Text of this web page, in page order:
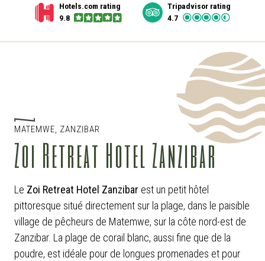
Hotels.com rating
9.8
Tripadvisor rating
4.7
MATEMWE, ZANZIBAR
Zoi Retreat Hotel Zanzibar
Le Zoi Retreat Hotel Zanzibar est un petit hôtel
pittoresque situé directement sur la plage, dans le paisible
village de pêcheurs de Matemwe, sur la côte nord-est de
Zanzibar. La plage de corail blanc, aussi fine que de la
poudre, est idéale pour de longues promenades et pour